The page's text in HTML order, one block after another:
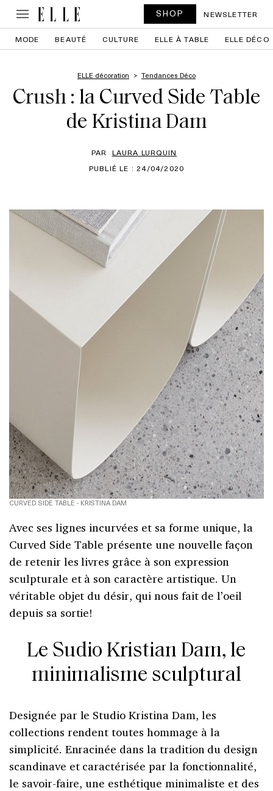
SHOP NEWSLETTER
MODE BEAUTÉ CULTURE ELLE À TABLE ELLE DÉCO
ELLE décoration Tendances Déco
Crush : la Curved Side Table
de Kristina Dam
PAR LAURA LURQUIN
PUBLIÉ LE : 24/04/2020
CURVED SIDE TABLE - KRISTINA DAM
Avec ses lignes incurvées et sa forme unique, la
Curved Side Table présente une nouvelle façon
de retenir les livres grâce à son expression
sculpturale et à son caractère artistique. Un
véritable objet du désir, qui nous fait de l’oeil
depuis sa sortie!
Le Sudio Kristian Dam, le
minimalisme sculptural
Designée par le Studio Kristina Dam, les
collections rendent toutes hommage à la
simplicité. Enracinée dans la tradition du design
scandinave et caractérisée par la fonctionnalité,
le savoir-faire, une esthétique minimaliste et des